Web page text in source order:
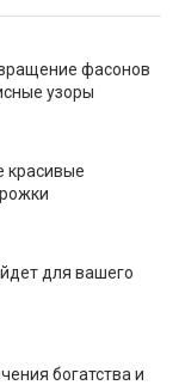
фасонов
узоры
красивые
для вашего
богатства и